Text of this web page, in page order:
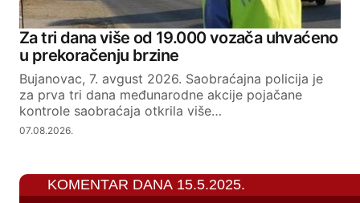
Za tri dana više od 19.000 vozača uhvaćeno
u prekoračenju brzine
Bujanovac, 7. avgust 2026. Saobraćajna policija je
za prva tri dana međunarodne akcije pojačane
kontrole saobraćaja otkrila više…
07.08.2026.
KOMENTAR DANA 15.5.2025.